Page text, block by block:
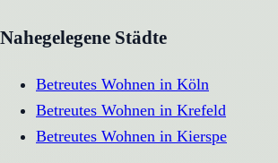
Nahegelegene Städte
Betreutes Wohnen in Köln
Betreutes Wohnen in Krefeld
Betreutes Wohnen in Kierspe